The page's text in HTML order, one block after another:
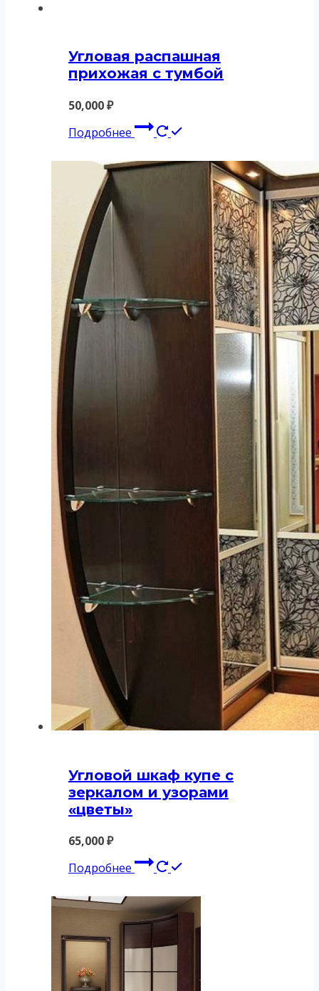
Угловая распашная
прихожая с тумбой
50,000₽
Подробнее
Угловой шкаф купе с
зеркалом и узорами
«цветы»
65,000₽
Подробнее